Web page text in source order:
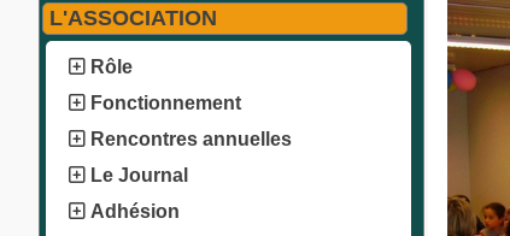
L'ASSOCIATION
Rôle
Fonctionnement
Rencontres annuelles
Le Journal
Adhésion